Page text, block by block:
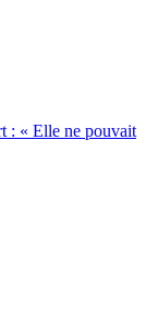
: « Elle ne pouvait